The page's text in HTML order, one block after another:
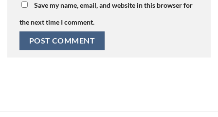
Save my name, email, and website in this browser for
the next time I comment.